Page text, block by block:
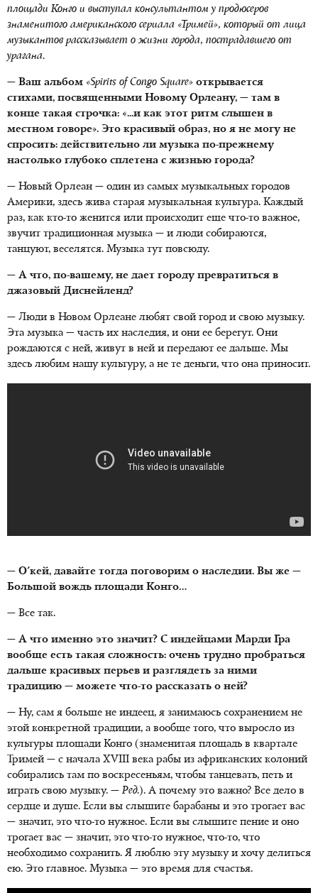
площади Конго и выступал консультантом у продюсеров
знаменитого американского сериала «Тримей», который от лица
музыкантов рассказывает о жизни города, пострадавшего от
урагана.
— Ваш альбом «Spirits of Congo Square» открывается
стихами, посвященными Новому Орлеану, — там в
конце такая строчка: «...и как этот ритм слышен в
местном говоре». Это красивый образ, но я не могу не
спросить: действительно ли музыка по-прежнему
настолько глубоко сплетена с жизнью города?
— Новый Орлеан — один из самых музыкальных городов
Америки, здесь жива старая музыкальная культура. Каждый
раз, как кто-то женится или происходит еще что-то важное,
звучит традиционная музыка — и люди собираются,
танцуют, веселятся. Музыка тут повсюду.
— А что, по-вашему, не дает городу превратиться в
джазовый Диснейленд?
— Люди в Новом Орлеане любят свой город и свою музыку.
Эта музыка — часть их наследия, и они ее берегут. Они
рождаются с ней, живут в ней и передают ее дальше. Мы
здесь любим нашу культуру, а не те деньги, что она приносит.
— О'кей, давайте тогда поговорим о наследии. Вы же —
Большой вождь площади Конго…
— Все так.
— А что именно это значит? С индейцами Марди Гра
вообще есть такая сложность: очень трудно пробраться
дальше красивых перьев и разглядеть за ними
традицию — можете что-то рассказать о ней?
— Ну, сам я больше не индеец, я занимаюсь сохранением не
этой конкретной традиции, а вообще того, что выросло из
культуры площади Конго (знаменитая площадь в квартале
Тримей — с начала XVIII века рабы из африканских колоний
собирались там по воскресеньям, чтобы танцевать, петь и
играть свою музыку. —Ред.). А почему это важно? Все дело в
сердце и душе. Если вы слышите барабаны и это трогает вас
— значит, это что-то нужное. Если вы слышите пение и оно
трогает вас — значит, это что-то нужное, что-то, что
необходимо сохранить. Я люблю эту музыку и хочу делиться
ею. Это главное. Музыка — это время для счастья.